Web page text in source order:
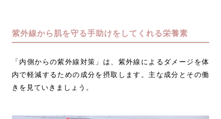
紫外線から肌を守る手助けをしてくれる栄養素
「内側からの紫外線対策」は、紫外線によるダメージを体
内で軽減するための成分を摂取します。主な成分とその働
きを見ていきましょう。